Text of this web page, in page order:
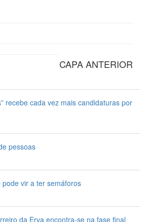
CAPA ANTERIOR
recebe cada vez mais candidaturas por
pessoas
vir a ter semáforos
da Erva encontra-se na fase final